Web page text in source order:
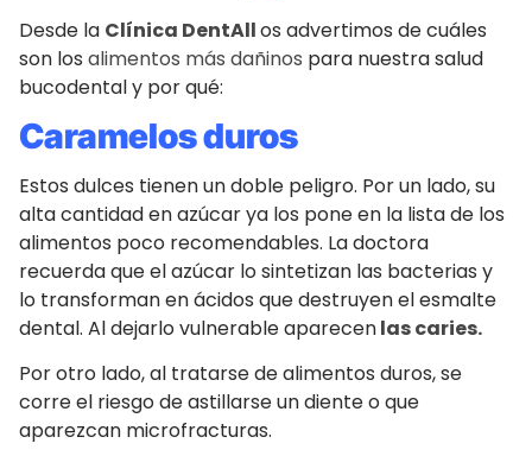
Desde la Clínica DentAllos advertimos de cuáles
son los alimentos más dañinos para nuestra salud
bucodental y por qué:
Caramelos duros
Estos dulces tienen un doble peligro. Por un lado, su
alta cantidad en azúcar ya los pone en la lista de los
alimentos poco recomendables. La doctora
recuerda que el azúcar lo sintetizan las bacterias y
lo transforman en ácidos que destruyen el esmalte
dental. Al dejarlo vulnerable aparecenlas caries.
Por otro lado, al tratarse de alimentos duros, se
corre el riesgo de astillarse un diente o que
aparezcan microfracturas.